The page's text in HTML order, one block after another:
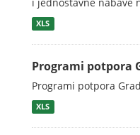
XLS
Programi potpora
Programi potpora
XLS